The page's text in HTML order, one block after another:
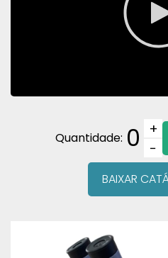
Quantidade: 0
+
−
BAIXAR